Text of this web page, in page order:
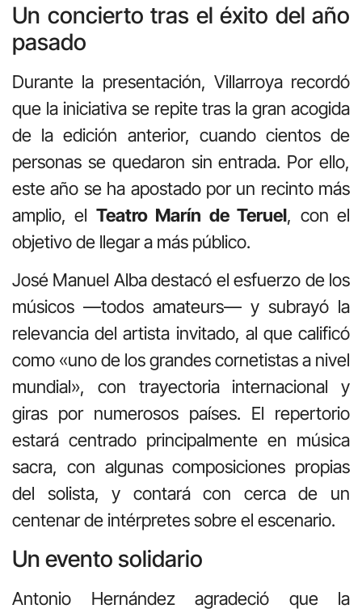
Un concierto tras el éxito del año
pasado
Durante la presentación, Villarroya recordó
que la iniciativa se repite tras la gran acogida
de la edición anterior, cuando cientos de
personas se quedaron sin entrada. Por ello,
este año se ha apostado por un recinto más
amplio, el Teatro Marín de Teruel, con el
objetivo de llegar a más público.
José Manuel Alba destacó el esfuerzo de los
músicos —todos amateurs— y subrayó la
relevancia del artista invitado, al que calificó
como «uno de los grandes cornetistas a nivel
mundial», con trayectoria internacional y
giras por numerosos países. El repertorio
estará centrado principalmente en música
sacra, con algunas composiciones propias
del solista, y contará con cerca de un
centenar de intérpretes sobre el escenario.
Un evento solidario
Antonio Hernández agradeció que la